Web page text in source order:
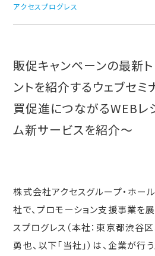
アクセスプログレス
販促キャンペーンの最新
ントを紹介するウェブセ
買促進につながるWEBレ
ム新サービスを紹介～
株式会社アクセスグループ・ホー
社で、プロモーション支援事業を
スプログレス（本社：東京都渋谷
勇也、以下「当社」）は、企業が行